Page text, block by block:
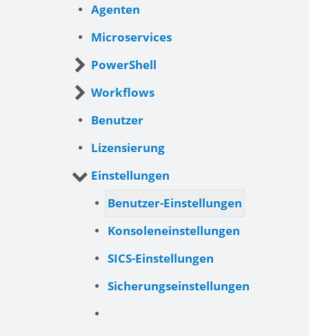
Agenten
Microservices
PowerShell
Workflows
Benutzer
Lizensierung
Einstellungen
Benutzer-Einstellungen
Konsoleneinstellungen
SICS-Einstellungen
Sicherungseinstellungen